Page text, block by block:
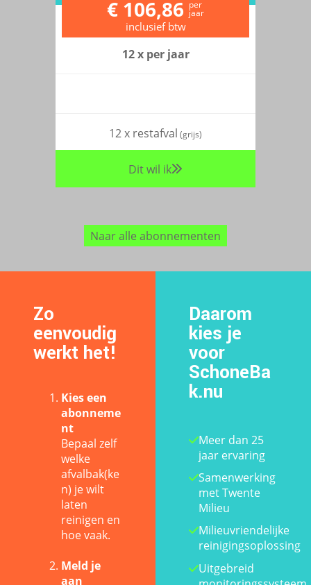
€ 106,86 per
jaar
inclusief btw
12 x per jaar
12 x restafval (grijs)
Dit wil ik
Naar alle abonnementen
Zo
eenvoudig
werkt het!
Kies een
abonneme
nt
Bepaal zelf
welke
afvalbak(ke
n) je wilt
laten
reinigen en
hoe vaak.
Meld je
aan
Daarom
kies je
voor
SchoneBa
k.nu
Meer dan 25
jaar ervaring
Samenwerking
met Twente
Milieu
Milieuvriendelijke
reinigingsoplossing
Uitgebreid